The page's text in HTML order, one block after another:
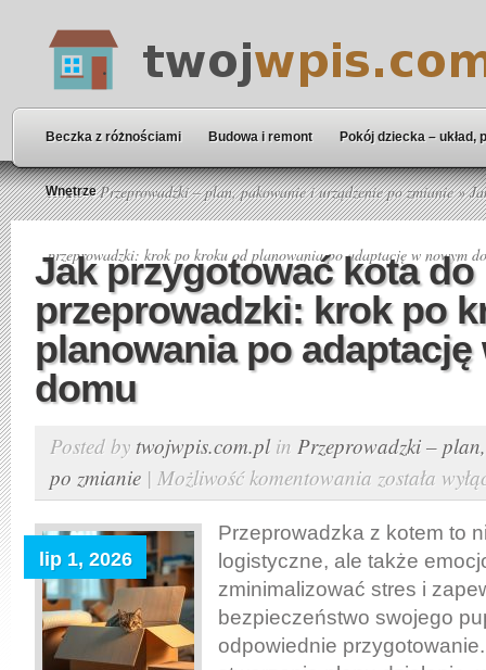
Beczka z różnościami Budowa i remont Pokój dziecka – układ,
Wnętrze
Home»Przeprowadzki – plan, pakowanie i urządzenie po zmianie»
przeprowadzki: krok po kroku od planowania po adaptację w nowym
Jak przygotować kota do
przeprowadzki: krok po
planowania po
domu
Posted by twojwpis.com.plin Przeprowadzki –
po zmianie | Możliwość komentowania Jak
przygotować
kota
do
przeprowadzki:
po
kroku
została
lip 1, 2026
Przeprowadzka z kotem to
logistyczne, ale także
zminimalizować stres i
bezpieczeństwo swojego
odpowiednie